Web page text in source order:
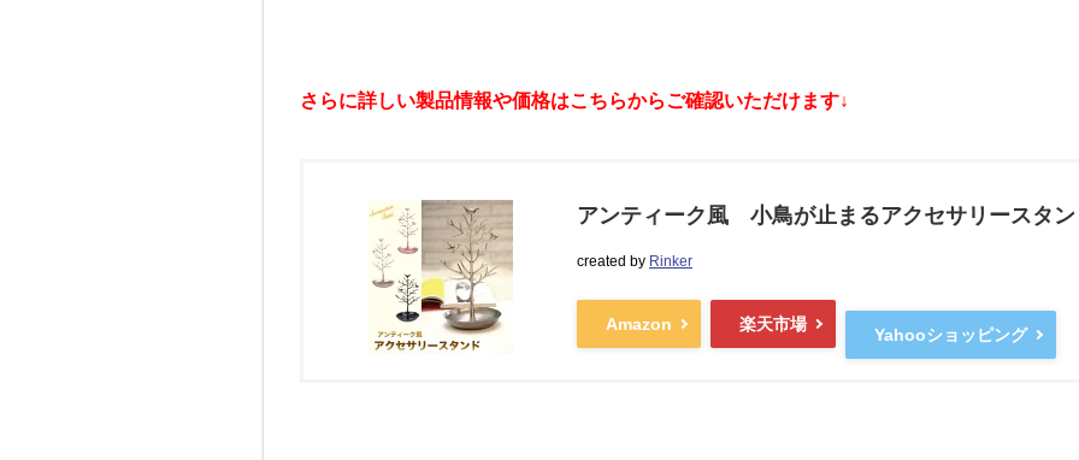
さらに詳しい製品情報や価格はこちらからご確認いただけます↓
アンティーク風 小鳥が止まるアクセサリースタン
created by Rinker
Amazon 楽天市場
Yahooショッピング